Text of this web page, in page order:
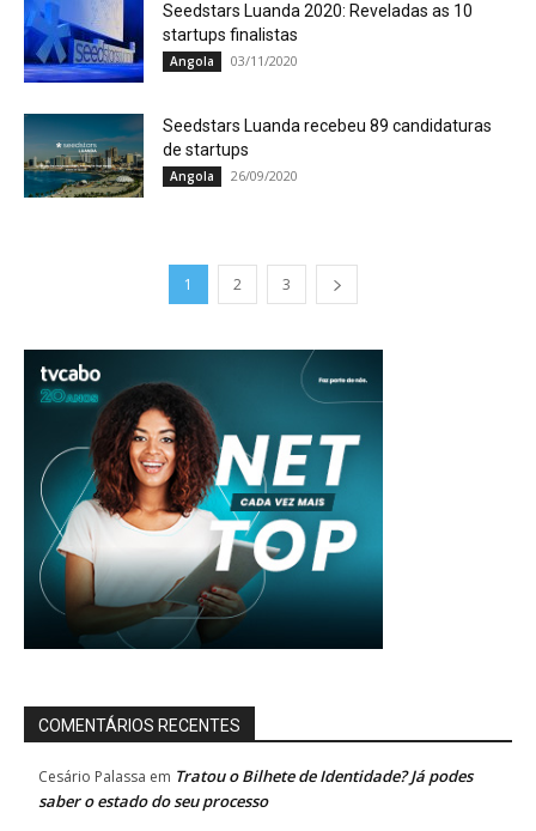
Seedstars Luanda 2020: Reveladas as 10
startups finalistas
Angola 03/11/2020
Seedstars Luanda recebeu 89 candidaturas
de startups
Angola 26/09/2020
1 2 3
COMENTÁRIOS RECENTES
Cesário Palassa em Tratou o Bilhete de Identidade? Já podes
saber o estado do seu processo